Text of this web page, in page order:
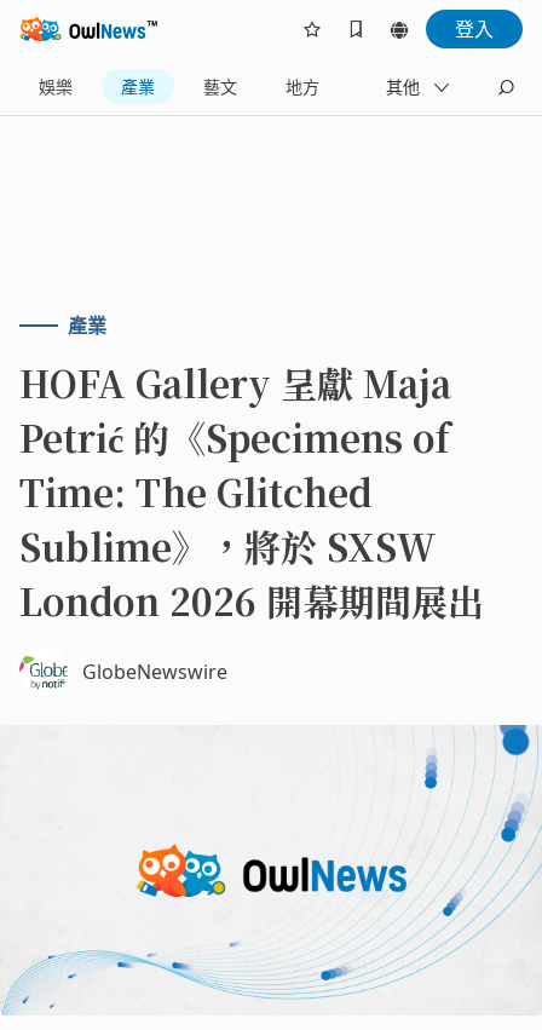
登入
娛樂 產業 藝文 地方 名家
其他
產業
HOFA Gallery 呈獻 Maja
Petrić 的《Specimens of
Time: The Glitched
Sublime》，將於 SXSW
London 2026 開幕期間展出
GlobeNewswire